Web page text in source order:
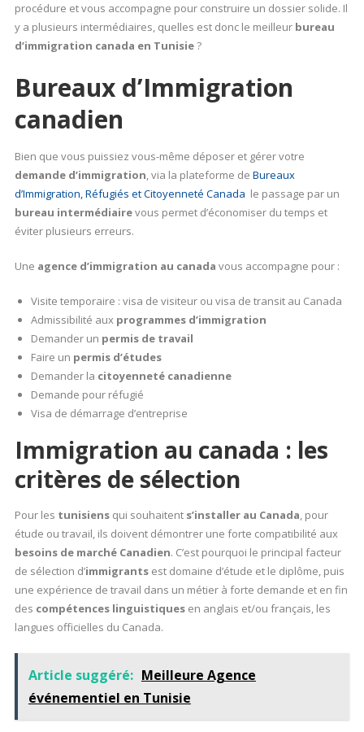
procédure et vous accompagne pour construire un dossier solide. Il
y a plusieurs intermédiaires, quelles est donc le meilleur bureau
d’immigration canada en Tunisie?
Bureaux d’Immigration
canadien
Bien que vous puissiez vous-même déposer et gérer votre
demande d’immigration, via la plateforme de Bureaux
d’Immigration, Réfugiés et Citoyenneté Canada le passage par un
bureau intermédiairevous permet d’économiser du temps et
éviter plusieurs erreurs.
Une agence d’immigration au canada vous accompagne pour :
Visite temporaire : visa de visiteur ou visa de transit au Canada
Admissibilité aux programmes d’immigration
Demander un permis de travail
Faire un permis d’études
Demander la citoyenneté canadienne
Demande pour réfugié
Visa de démarrage d’entreprise
Immigration au canada : les
critères de sélection
Pour les tunisiens qui souhaitents’installer au Canada, pour
étude ou travail, ils doivent démontrer une forte compatibilité aux
besoins de marché Canadien. C’est pourquoi le principal facteur
de sélection d’immigrants est domaine d’étude et le diplôme, puis
une expérience de travail dans un métier à forte demande et en fin
des compétences linguistiquesen anglais et/ou français, les
langues officielles du Canada.
Article suggéré: Meilleure Agence
événementiel en Tunisie